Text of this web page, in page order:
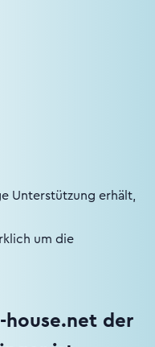
Unterstützung erhält,
um die
house.net der